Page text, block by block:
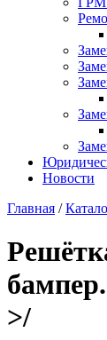
Новости
Главная /
>/